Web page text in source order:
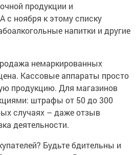
продукции и
с ноября к этому списку
напитки и другие
немаркированных
Кассовые аппараты просто
продукцию. Для магазинов
штрафы от 50 до 300
случаях – даже отзыв
деятельности.
Будьте бдительны и